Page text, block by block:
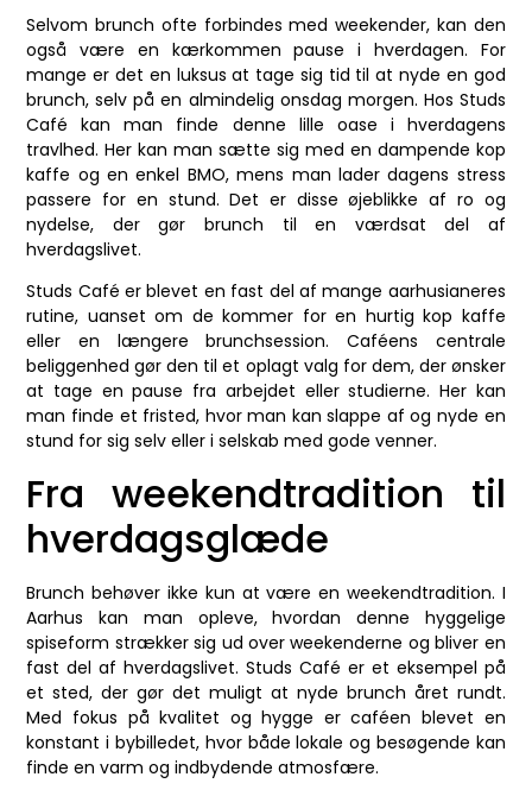
Selvom brunch ofte forbindes med weekender, kan den
også være en kærkommen pause i hverdagen. For
mange er det en luksus at tage sig tid til at nyde en god
brunch, selv på en almindelig onsdag morgen. Hos Studs
Café kan man finde denne lille oase i hverdagens
travlhed. Her kan man sætte sig med en dampende kop
kaffe og en enkel BMO, mens man lader dagens stress
passere for en stund. Det er disse øjeblikke af ro og
nydelse, der gør brunch til en værdsat del af
hverdagslivet.
Studs Café er blevet en fast del af mange aarhusianeres
rutine, uanset om de kommer for en hurtig kop kaffe
eller en længere brunchsession. Caféens centrale
beliggenhed gør den til et oplagt valg for dem, der ønsker
at tage en pause fra arbejdet eller studierne. Her kan
man finde et fristed, hvor man kan slappe af og nyde en
stund for sig selv eller i selskab med gode venner.
Fra weekendtradition til
hverdagsglæde
Brunch behøver ikke kun at være en weekendtradition. I
Aarhus kan man opleve, hvordan denne hyggelige
spiseform strækker sig ud over weekenderne og bliver en
fast del af hverdagslivet. Studs Café er et eksempel på
et sted, der gør det muligt at nyde brunch året rundt.
Med fokus på kvalitet og hygge er caféen blevet en
konstant i bybilledet, hvor både lokale og besøgende kan
finde en varm og indbydende atmosfære.